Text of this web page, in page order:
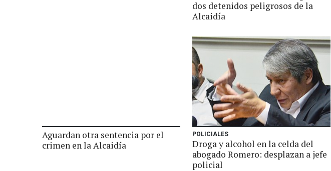
dos detenidos peligrosos de la
Alcaidía
Aguardan otra sentencia por el
crimen en la Alcaidía
POLICIALES
Droga y alcohol en la celda del
abogado Romero: desplazan a jefe
policial